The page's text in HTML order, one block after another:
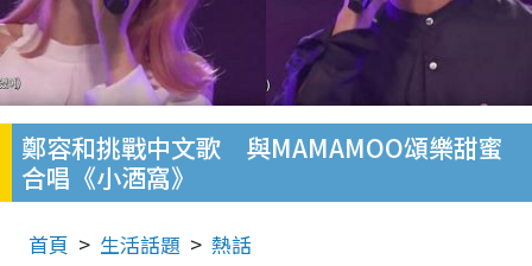
鄭容和挑戰中文歌 與MAMAMOO頌樂甜蜜
合唱《小酒窩》
首頁 生活話題 熱話